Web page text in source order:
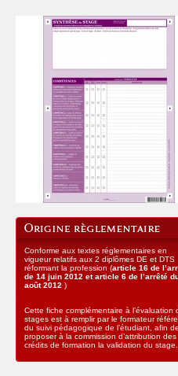
Conforme aux textes réglementaires en
vigueur relatifs aux 2 diplômes DE et DTS
réformant la profession (article 16 de
de 14 juin 2012 et article 6 de l’arrêté
août 2012 )
Cette fiche complémentaire à l’évaluation
stages est à remplir par le formateur
du suivi pédagogique de l’étudiant, afin de
proposer à la commission d’attribution des
crédits de formation la validation du stage.